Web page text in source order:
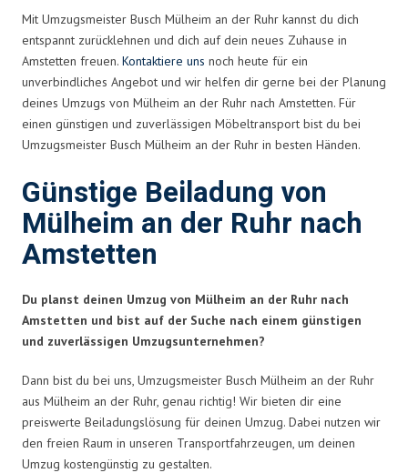
Mit Umzugsmeister Busch Mülheim an der Ruhr kannst du dich
entspannt zurücklehnen und dich auf dein neues Zuhause in
Amstetten freuen. Kontaktiere uns noch heute für ein
unverbindliches Angebot und wir helfen dir gerne bei der Planung
deines Umzugs von Mülheim an der Ruhr nach Amstetten. Für
einen günstigen und zuverlässigen Möbeltransport bist du bei
Umzugsmeister Busch Mülheim an der Ruhr in besten Händen.
Günstige Beiladung von
Mülheim an der Ruhr nach
Amstetten
Du planst deinen Umzug von Mülheim an der Ruhr nach
Amstetten und bist auf der Suche nach einem günstigen
und zuverlässigen Umzugsunternehmen?
Dann bist du bei uns, Umzugsmeister Busch Mülheim an der Ruhr
aus Mülheim an der Ruhr, genau richtig! Wir bieten dir eine
preiswerte Beiladungslösung für deinen Umzug. Dabei nutzen wir
den freien Raum in unseren Transportfahrzeugen, um deinen
Umzug kostengünstig zu gestalten.